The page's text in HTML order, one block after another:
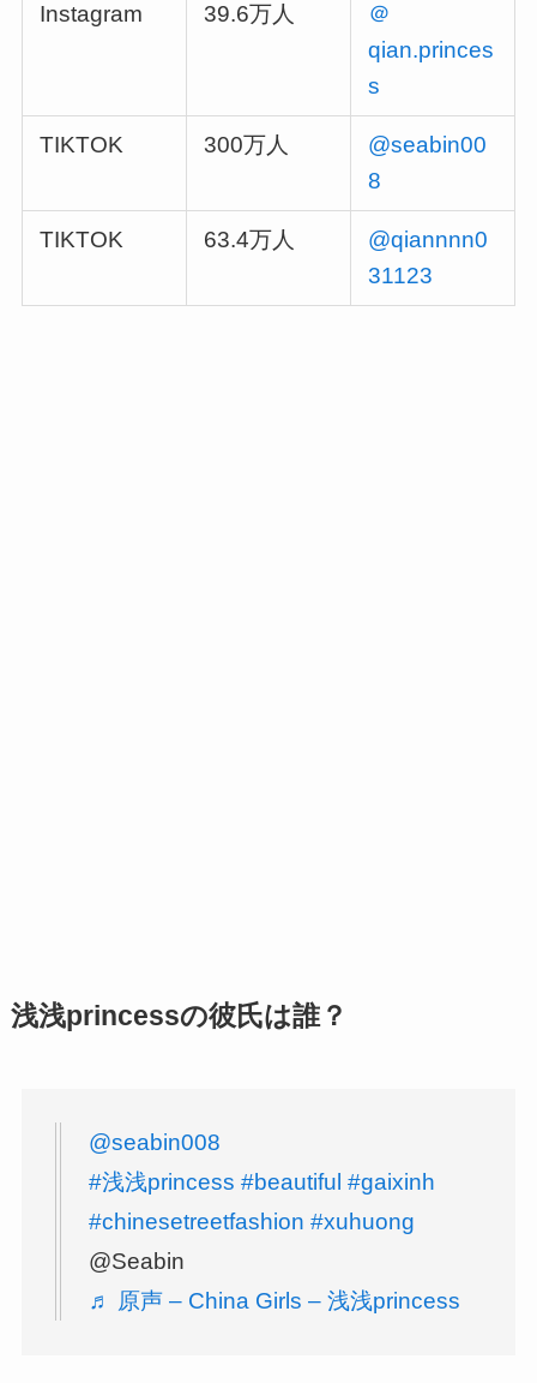
Instagram 39.6万人
＠
qian.princes
s
TIKTOK 300万人
@seabin00
8
TIKTOK 63.4万人
@qiannnn0
31123
浅浅princessの彼氏は誰？
@seabin008
#浅浅princess #beautiful #gaixinh
#chinesetreetfashion #xuhuong
@Seabin
♬ 原声 – China Girls – 浅浅princess